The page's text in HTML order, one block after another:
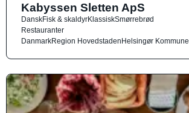
Kabyssen Sletten ApS
DanskFisk & skaldyrKlassiskSmørrebrød
Restauranter
DanmarkRegion HovedstadenHelsingør Kommune